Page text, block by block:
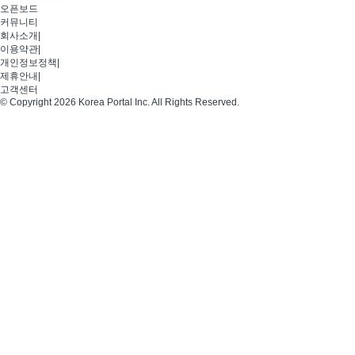
오픈보드
커뮤니티
회사소개
이용약관
개인정보정책
제휴안내
고객센터
© Copyright 2026 Korea Portal Inc. All Rights Reserved.